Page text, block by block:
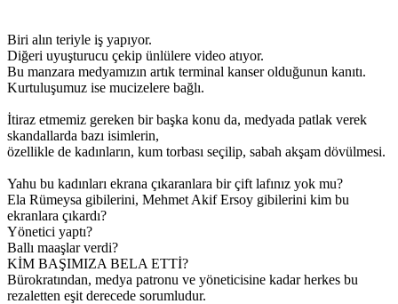
Biri alın teriyle iş yapıyor.
Diğeri uyuşturucu çekip ünlülere video atıyor.
Bu manzara medyamızın artık terminal kanser olduğunun kanıtı.
Kurtuluşumuz ise mucizelere bağlı.
İtiraz etmemiz gereken bir başka konu da, medyada patlak verek
skandallarda bazı isimlerin,
özellikle de kadınların, kum torbası seçilip, sabah akşam dövülmesi.
Yahu bu kadınları ekrana çıkaranlara bir çift lafınız yok mu?
Ela Rümeysa gibilerini, Mehmet Akif Ersoy gibilerini kim bu
ekranlara çıkardı?
Yönetici yaptı?
Ballı maaşlar verdi?
KİM BAŞIMIZA BELA ETTİ?
Bürokratından, medya patronu ve yöneticisine kadar herkes bu
rezaletten eşit derecede sorumludur.